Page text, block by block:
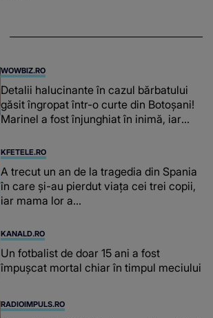
WOWBIZ.RO
Detalii halucinante în cazul bărbatului
găsit îngropat într-o curte din Botoșani!
Marinel a fost înjunghiat în inimă, iar
suspecți
KFETELE.RO
A trecut un an de la tragedia din Spania
în care și-au pierdut viața cei trei copii,
iar mama lor a…
KANALD.RO
Un fotbalist de doar 15 ani a fost
împușcat mortal chiar în timpul meciului
RADIOIMPULS.RO